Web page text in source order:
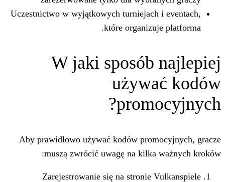
Uczestnictwo w wyjątkowych
które
W jaki
Aby prawidłowo używać kodów
muszą zwrócić uwagę na kilka
Zarejestrowanie się na stronie